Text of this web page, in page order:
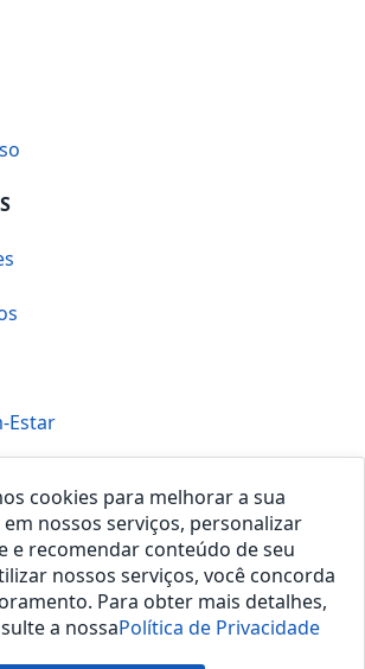
Estar
cookies para melhorar a sua
nossos serviços, personalizar
e recomendar conteúdo de seu
nossos serviços, você concorda
Para obter mais detalhes,
a nossaPolítica de Privacidade